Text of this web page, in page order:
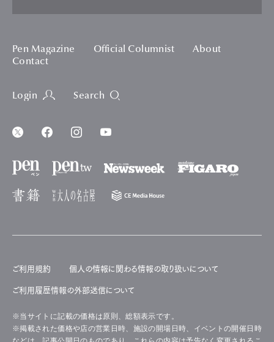
Pen Magazine Official Columnist
About
Contact
Login Search
ご利用規約 個人の情報に関わる情報の取り扱いについて
ご利用履歴情報の外部送信について
※当サイトに記載の価格は原則、総額表示です。
※掲載された価格や店の営業日時、施設の開場日時、イベントの開催日時